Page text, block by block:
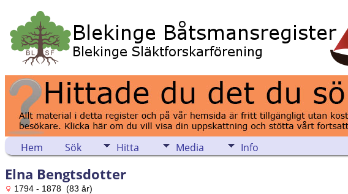
Hem Sök Hitta Media Info
Elna Bengtsdotter
1794 - 1878 (83 år)